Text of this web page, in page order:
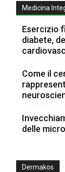
Medicina
Esercizio
diabete,
Come il
delle
Dermakos